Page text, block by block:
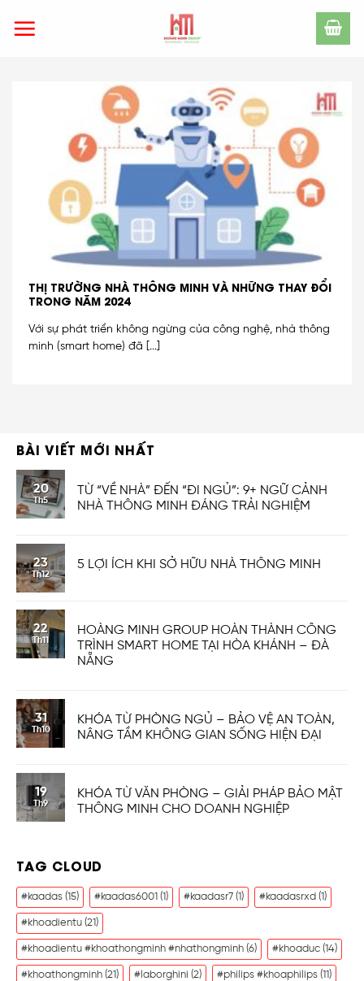
THỊ TRƯỜNG NHÀ THÔNG MINH VÀ NHỮNG THAY ĐỔI
TRONG NĂM 2024
Với sự phát triển không ngừng của công nghệ, nhà thông
minh (smart home) đã [...]
BÀI VIẾT MỚI NHẤT
20
Th5
TỪ “VỀ NHÀ” ĐẾN “ĐI NGỦ”: 9+ NGỮ CẢNH
NHÀ THÔNG MINH ĐÁNG TRẢI NGHIỆM
23
Th12
5 LỢI ÍCH KHI SỞ HỮU NHÀ THÔNG MINH
22
Th11
HOÀNG MINH GROUP HOÀN THÀNH CÔNG
TRÌNH SMART HOME TẠI HÒA KHÁNH – ĐÀ
NẴNG
31
Th10
KHÓA TỪ PHÒNG NGỦ – BẢO VỆ AN TOÀN,
NÂNG TẦM KHÔNG GIAN SỐNG HIỆN ĐẠI
19
Th9
KHÓA TỪ VĂN PHÒNG – GIẢI PHÁP BẢO MẬT
THÔNG MINH CHO DOANH NGHIỆP
TAG CLOUD
#kaadas (15) #kaadas6001 (1) #kaadasr7 (1) #kaadasrxd (1)
#khoadientu (21)
#khoadientu #khoathongminh #nhathongminh (6) #khoaduc (14)
#khoathongminh (21) #laborghini (2) #philips #khoaphilips (11)